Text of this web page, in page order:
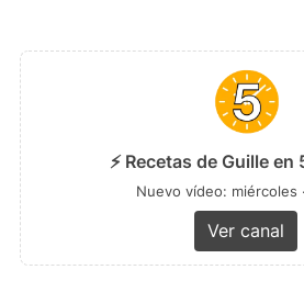
⚡ Recetas de Guille
Nuevo vídeo: miércoles
Ver canal